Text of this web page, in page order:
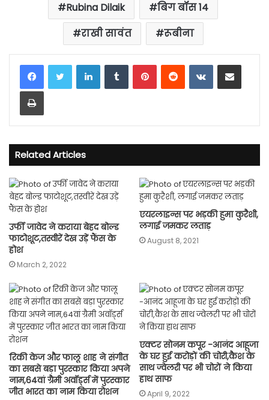
Rubina Dilaik
बिग बॉस 14
राखी सावंत
रूबीना
LinkedInTumblrPinterestReddit VKontakteShare via Email
Print
Related Articles
उर्फी जावेद ने कराया बेहद बोल्ड
फाटोशूट,तस्वीरें देख उड़ें फैंस के
होश
March 2, 2022
एयरलाइन्स पर भड़की हुमा कुरैशी,
लगाई जमकर लताड़
August 8, 2021
रिकी केज और फालू शाह ने संगीत
का सबसे बड़ा पुरस्कार किया अपने
नाम,64वां ग्रैमी अवॉर्ड्स में पुरस्कार
जीत भारत का नाम किया रोशन
एक्टर सोनम कपूर -आनंद आहूजा
के घर हुई करोड़ों की चोरी,कैश के
साथ ज्वेलरी पर भी चोरों ने किया
हाथ साफ
April 9, 2022